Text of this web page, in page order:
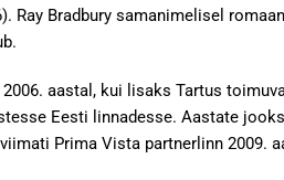
Ray Bradbury samanimelisel
aastal, kui lisaks Tartus
Eesti linnadesse. Aastate
Prima Vista partnerlinn 2009.